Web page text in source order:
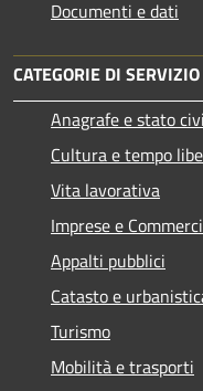
Documenti e dati
CATEGORIE DI SERVIZIO
Anagrafe e stato
Cultura e tempo
Vita lavorativa
Imprese e
Appalti pubblici
Catasto e
Turismo
Mobilità e trasporti